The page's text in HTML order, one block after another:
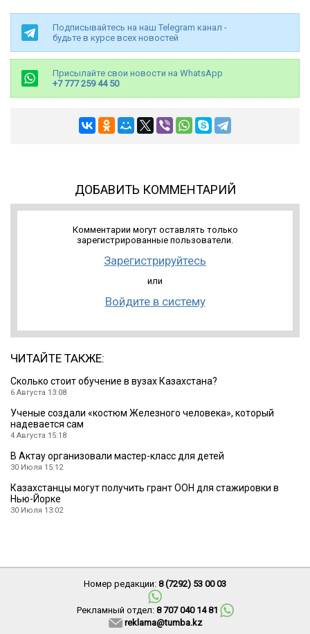
Подписывайтесь на наш Telegram канал -
будьте в курсе всех новостей
Присылайте свои новости на WhatsApp
+7 777 259 44 50
ДОБАВИТЬ КОММЕНТАРИЙ
Комментарии могут оставлять только
зарегистрированные пользователи.
Зарегистрируйтесь
или
Войдите в систему
ЧИТАЙТЕ ТАКЖЕ:
Cколько стоит обучение в вузах Казахстана?
6 Августа 13:08
Ученые создали «костюм Железного человека», который
надевается сам
4 Августа 15:18
В Актау организовали мастер-класс для детей
30 Июля 15:12
Казахстанцы могут получить грант ООН для стажировки в
Нью-Йорке
30 Июля 13:02
Номер редакции: 8 (7292) 53 00 03
Рекламный отдел: 8 707 040 14 81
reklama@tumba.kz